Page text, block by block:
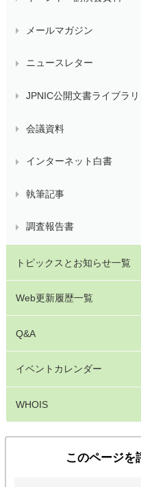
メールマガジン
ニュースレター
JPNIC公開文書ライブラリ
会議資料
インターネット白書
執筆記事
調査報告書
トピックスとお知らせ一覧
Web更新履歴一覧
Q&A
イベントカレンダー
WHOIS
このページを